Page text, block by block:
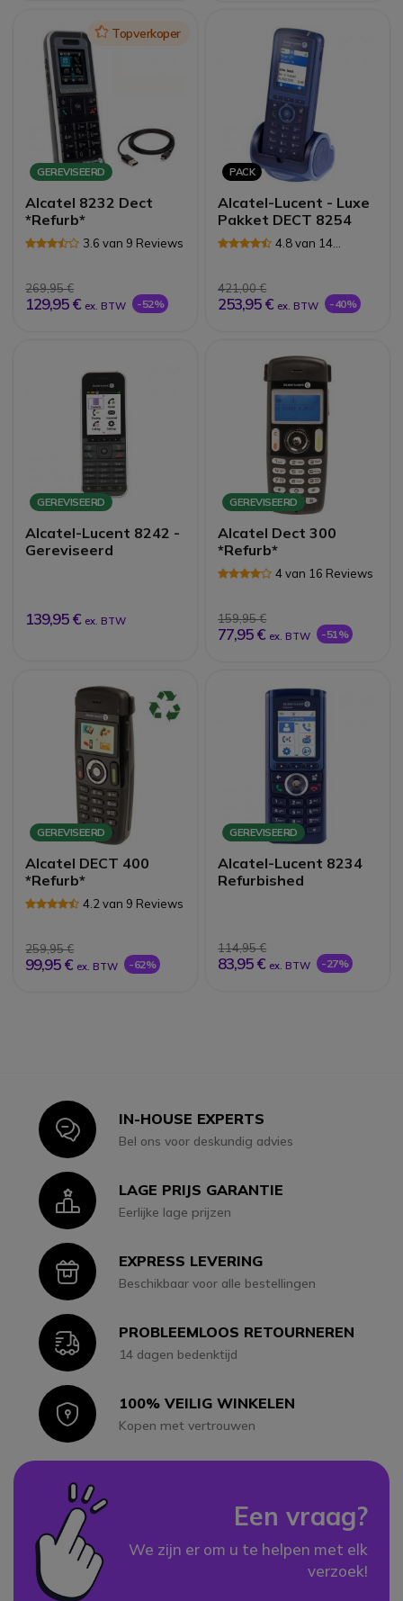
IconTopverkoper
GEREVISEERD
Alcatel 8232 Dect
*Refurb*
3.6 van 9 Reviews
269,95 €
129,95 € ex. BTW -52%
PACK
Alcatel-Lucent - Luxe
Pakket DECT 8254
4.8 van 14
421,00 €
253,95 € ex. BTW -40%
GEREVISEERD
Alcatel-Lucent 8242 -
Gereviseerd
139,95 € ex. BTW
GEREVISEERD
Alcatel Dect 300
*Refurb*
4 van 16 Reviews
159,95 €
77,95 € ex. BTW -51%
GEREVISEERD
Alcatel DECT 400
*Refurb*
4.2 van 9 Reviews
259,95 €
99,95 € ex. BTW -62%
GEREVISEERD
Alcatel-Lucent 8234
Refurbished
114,95 €
83,95 € ex. BTW -27%
IconIN-HOUSE EXPERTS
Bel ons voor deskundig advies
IconLAGE PRIJS GARANTIE
Eerlijke lage prijzen
IconEXPRESS LEVERING
Beschikbaar voor alle bestellingen
IconPROBLEEMLOOS RETOURNEREN
14 dagen bedenktijd
Icon100% VEILIG WINKELEN
Kopen met vertrouwen
Een vraag?
We zijn er om u te helpen met elk
verzoek!